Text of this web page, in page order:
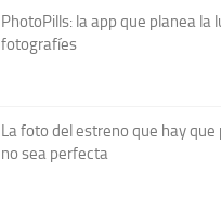
PhotoPills: la app que planea la
fotografíes
La foto del estreno que hay que
no sea perfecta